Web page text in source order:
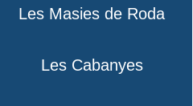
Les Masies de Roda
Les Cabanyes